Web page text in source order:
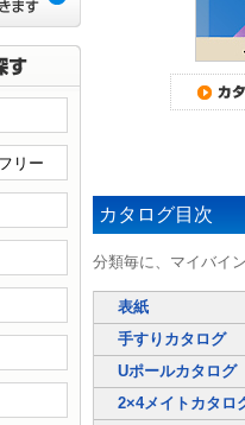
カタログ目次
分類毎に、マイバイ
表紙
手すりカタログ
Uポールカタログ
2×4メイトカタロ
リー